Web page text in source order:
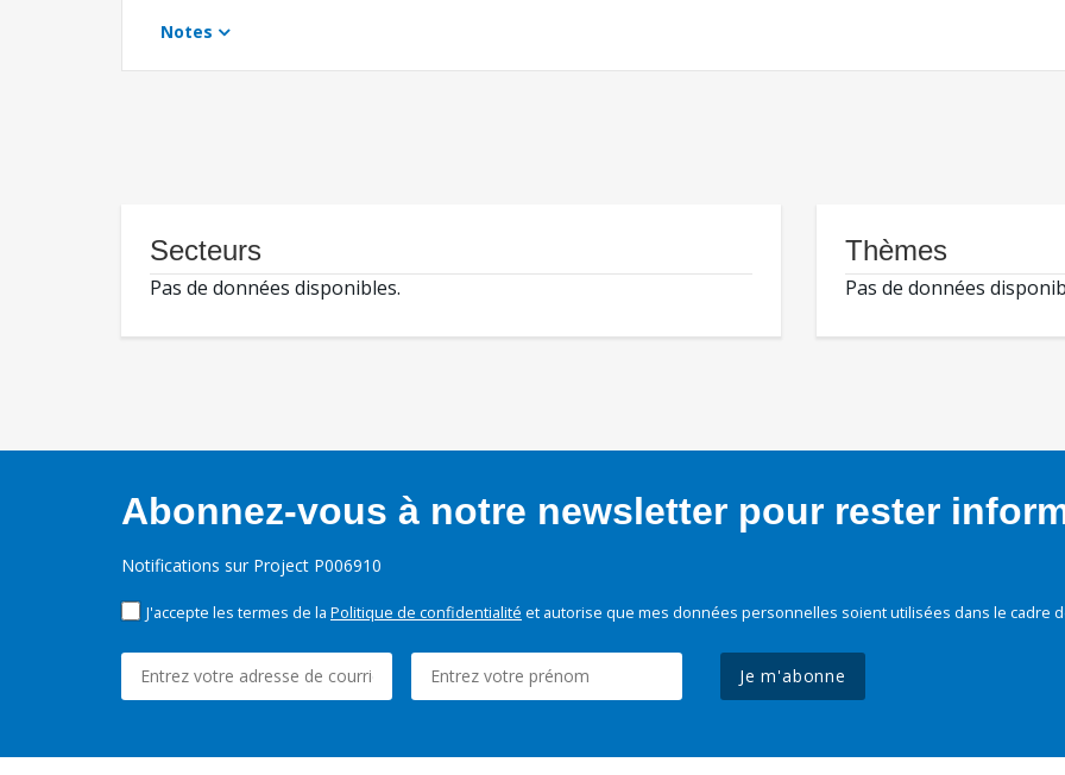
Notes
Secteurs
Pas de données disponibles.
Thèmes
Pas de données
Abonnez-vous à notre newsletter pour rester
Notifications sur Project P006910
J'accepte les termes de la Politique de confidentialité et autorise que mes données personnelles soient utilisées dans le cadre
Je m'abonne